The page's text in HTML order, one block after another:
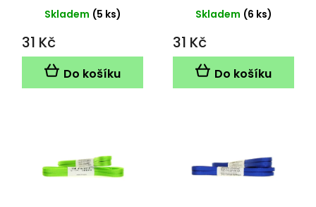
Skladem (5 ks)
31 Kč
Do košíku
Skladem (6 ks)
31 Kč
Do košíku